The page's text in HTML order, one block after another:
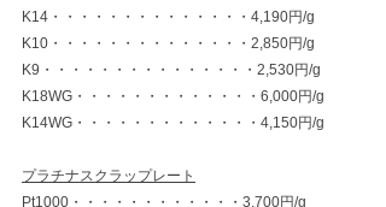
K14・・・・・・・・・・・・・・4,190円/g
K10・・・・・・・・・・・・・・2,850円/g
K9・・・・・・・・・・・・・・・2,530円/g
K18WG・・・・・・・・・・・・・6,000円/g
K14WG・・・・・・・・・・・・・4,150円/g
プラチナスクラップレート
Pt1000・・・・・・・・・・・・3,700円/g